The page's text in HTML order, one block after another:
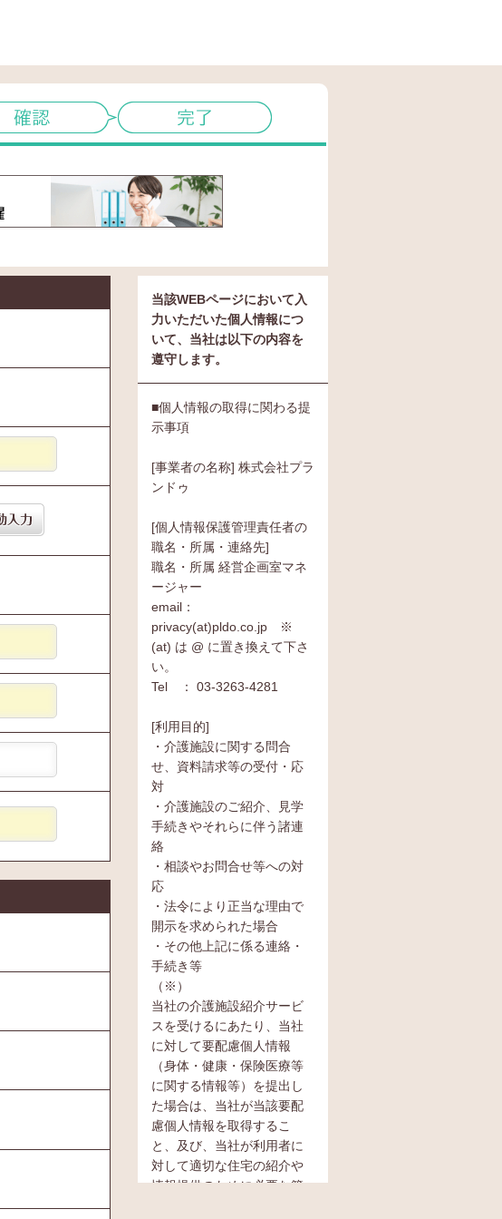
当該WEBページにおいて入
力いただいた個人情報につ
いて、当社は以下の内容を
遵守します。
■個人情報の取得に関わる提
示事項
[事業者の名称] 株式会社プラ
ンドゥ
[個人情報保護管理責任者の
職名・所属・連絡先]
職名・所属 経営企画室マネ
ージャー
email：
privacy(at)pldo.co.jp ※
(at) は @ に置き換えて下さ
い。
Tel ： 03-3263-4281
[利用目的]
・介護施設に関する問合
せ、資料請求等の受付・応
対
・介護施設のご紹介、見学
手続きやそれらに伴う諸連
絡
・相談やお問合せ等への対
応
・法令により正当な理由で
開示を求められた場合
・その他上記に係る連絡・
手続き等
（※）
当社の介護施設紹介サービ
スを受けるにあたり、当社
に対して要配慮個人情報
（身体・健康・保険医療等
に関する情報等）を提出し
た場合は、当社が当該要配
慮個人情報を取得するこ
と、及び、当社が利用者に
対して適切な住宅の紹介や
情報提供のために必要な範